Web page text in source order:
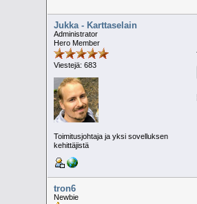
Jukka - Karttaselain
Administrator
Hero Member
Viestejä: 683
Toimitusjohtaja ja yksi sovelluksen
kehittäjistä
tron6
Newbie